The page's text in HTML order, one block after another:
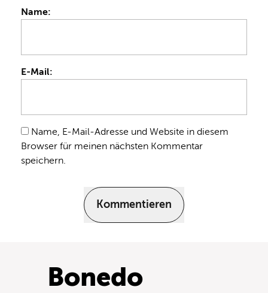
Name:
E-Mail:
Name, E-Mail-Adresse und Website in diesem
Browser für meinen nächsten Kommentar
speichern.
Kommentieren
Bonedo